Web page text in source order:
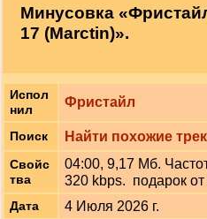
Минусовка
17 (Marctin)».
Испол
нил
Фристайл
Поиск Найти похожие
Свойс
тва
04:00, 9,17 Мб.
320 kbps. подарок
Дата
4 Июля 2026 г.